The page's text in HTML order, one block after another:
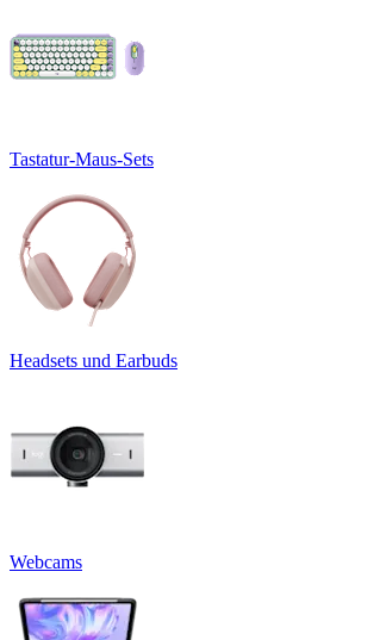
Tastatur-Maus-Sets
Headsets und Earbuds
Webcams